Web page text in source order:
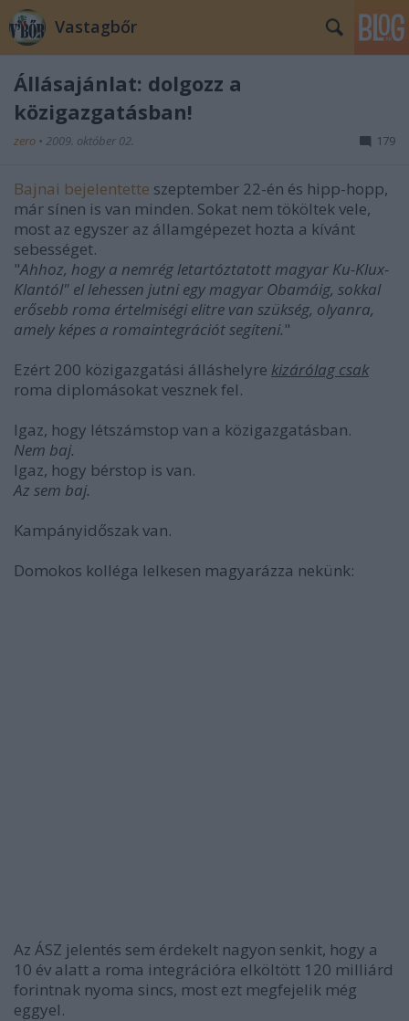
Vastagbőr
Állásajánlat: dolgozz a
közigazgatásban!
zero • 2009. október 02. 179
Bajnai bejelentette szeptember 22-én és hipp-hopp,
már sínen is van minden. Sokat nem tököltek vele,
most az egyszer az államgépezet hozta a kívánt
sebességet.
"Ahhoz, hogy a nemrég letartóztatott magyar Ku-Klux-
Klantól" el lehessen jutni egy magyar Obamáig, sokkal
erősebb roma értelmiségi elitre van szükség, olyanra,
amely képes a romaintegrációt segíteni."
Ezért 200 közigazgatási álláshelyre kizárólag csak
roma diplomásokat vesznek fel.
Igaz, hogy létszámstop van a közigazgatásban.
Nem baj.
Igaz, hogy bérstop is van.
Az sem baj.
Kampányidőszak van.
Domokos kolléga lelkesen magyarázza nekünk:
Az ÁSZ jelentés sem érdekelt nagyon senkit, hogy a
10 év alatt a roma integrációra elköltött 120 milliárd
forintnak nyoma sincs, most ezt megfejelik még
eggyel.